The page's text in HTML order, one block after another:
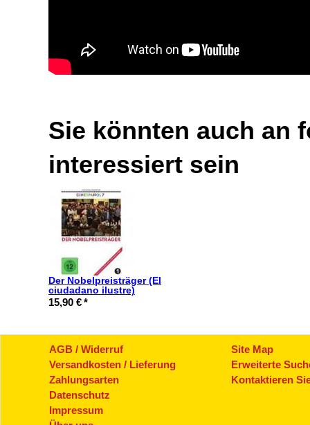
Sie könnten auch an
interessiert sein
Der Nobelpreisträger (El
ciudadano ilustre)
15,90 €*
AGB / Widerruf
Versandkosten / Lieferung
Zahlungsarten
Datenschutz
Impressum
Site Map
Erweiterte
Kontaktieren